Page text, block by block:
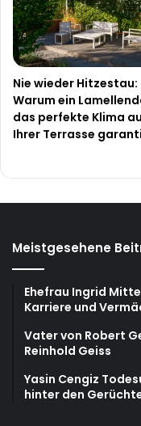
Nie wieder Hitzestau:
Warum ein
das perfekte Klima
Ihrer Terrasse
Meistgesehene
Ehefrau Ingrid
Karriere und
Vater von Robert
Reinhold Geiss
Yasin Cengiz
hinter den